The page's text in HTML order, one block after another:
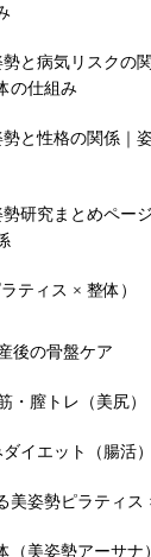
と病気リスクの
の仕組み
と性格の関係｜
研究まとめペー
ティス × 整体）
後の骨盤ケア
・膣トレ（美尻）
イエット（腸活）
美姿勢ピラティス
美姿勢アーサナ）